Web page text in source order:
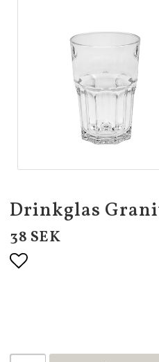
Drinkglas
38 SEK